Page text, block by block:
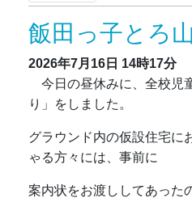
飯田っ子とろ
2026年7月16日 14時17分
今日の昼休みに、全校児
り」をしました。
グラウンド内の仮設住宅に
ゃる方々には、事前に
案内状をお渡ししてあった